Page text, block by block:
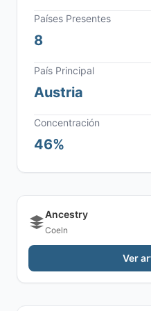
Países Presentes
8
País Principal
Austria
Concentración
46%
Ancestry
Coeln
Ver